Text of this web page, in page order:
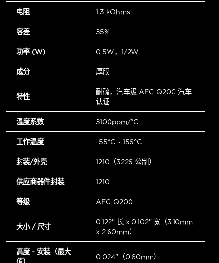
电阻 1.3 kOhms
容差 ±5%
功率 (W) 0.5W，1/2W
成分 厚膜
特性
耐硫，汽车级 AEC-Q200 汽车
认证
温度系数 ±100ppm/°C
工作温度 -55°C ~ 155°C
封装/外壳 1210（3225 公制）
供应商器件封装 1210
等级 AEC-Q200
大小 / 尺寸
0.122" 长 x 0.102" 宽（3.10mm
x 2.60mm）
高度 - 安装（最大
0.024"（0.60mm）